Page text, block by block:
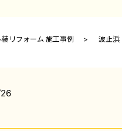
装リフォーム 施工事例 波止